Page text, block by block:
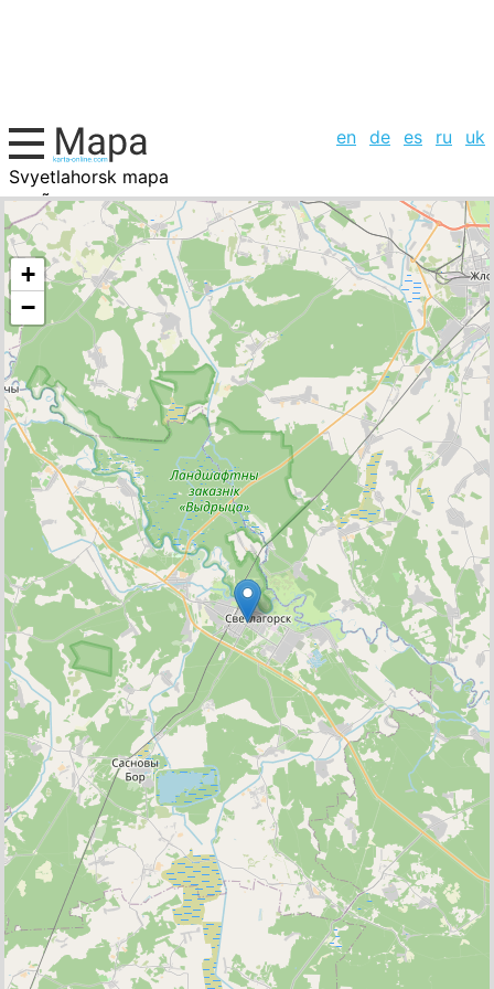
en de es ru
uk
Svyetlahorsk mapa
RepÃºblica Checa, la lista de ciudades
+
−